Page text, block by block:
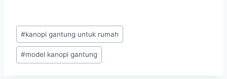
#kanopi gantung untuk rumah
#model kanopi gantung